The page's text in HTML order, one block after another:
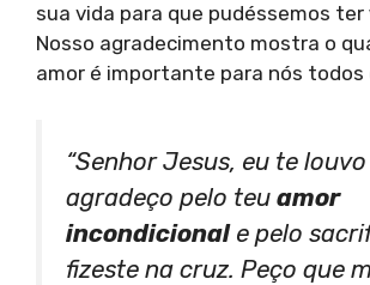
sua vida para que pudéssemos ter
Nosso agradecimento mostra o
amor é importante para nós todos
“Senhor Jesus, eu te
agradeço pelo teu amor
incondicionale pelo
fizeste na cruz. Peço que